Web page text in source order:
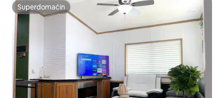
Superdomaćin
Superdomaćin